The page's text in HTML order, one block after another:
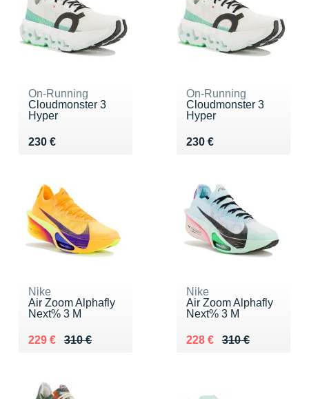
On-Running
Cloudmonster 3
Hyper
230 €
Vendu 230 €
On-Running
Cloudmonster 3
Hyper
230 €
Vendu 230 €
Nike
Air Zoom Alphafly
Next% 3 M
310 €
Au lieu de 310 €
229 €
Vendu 229 €
Nike
Air Zoom Alphafly
Next% 3 M
310 €
Au lieu de 310 €
228 €
Vendu 228 €